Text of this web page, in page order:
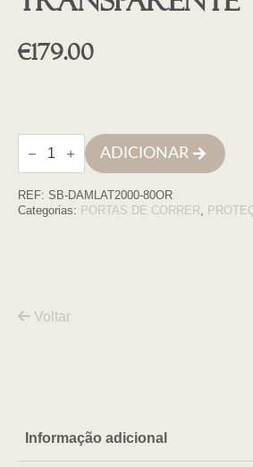
€179.00
Quantidade
de
Lateral
Damasco
2000,
ADICIONAR
REF: SB-DAMLAT2000-80OR
Categorias: PORTAS DE CORRER,
Voltar
Informação adicional